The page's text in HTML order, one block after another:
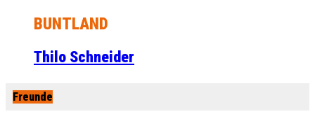
BUNTLAND
Thilo Schneider
Freunde